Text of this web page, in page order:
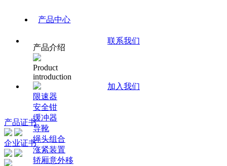
产品中心
产品介绍
Product
introduction
限速器
安全钳
缓冲器
导靴
绳头组合
涨紧装置
轿厢意外移
联系我们
加入我们
产品证书
企业证书